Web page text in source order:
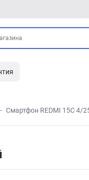
Смартфон REDMI 15C 4/